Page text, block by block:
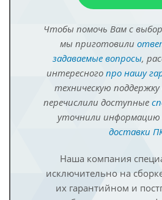
Чтобы помочь Вам с
мы приготовили
задаваемые вопросы,
интересного про нашу
техническую поддержку
перечислили доступные
уточнили информацию
доставки
Наша компания
исключительно на
их гарантийном и